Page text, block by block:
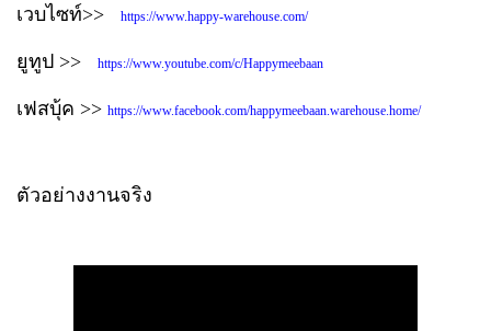
เวบไซท์>> https://www.happy-warehouse.com/
ยูทูป >> https://www.youtube.com/c/Happymeebaan
เฟสบุ้ค >> https://www.facebook.com/happymeebaan.warehouse.home/
ตัวอย่างงานจริง